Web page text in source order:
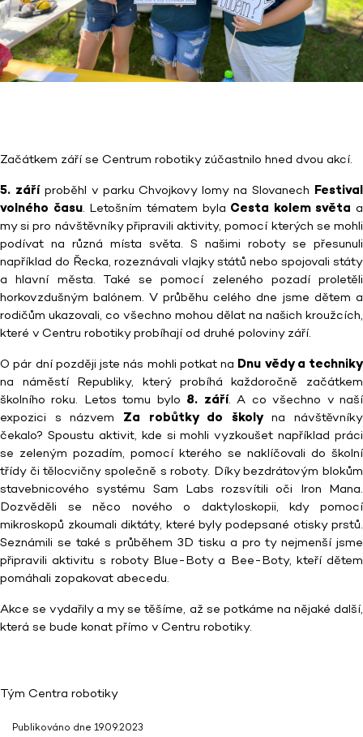
Začátkem září se Centrum robotiky zúčastnilo hned dvou akcí.
5. záříproběhl v parku Chvojkovy lomy na Slovanech Festival
volného času. Letošním tématem byla Cesta kolem světa a
my si pro návštěvníky připravili aktivity, pomocí kterých se mohli
podívat na různá místa světa. S našimi roboty se přesunuli
například do Řecka, rozeznávali vlajky států nebo spojovali státy
a hlavní města. Také se pomocí zeleného pozadí proletěli
horkovzdušným balónem. V průběhu celého dne jsme dětem a
rodičům ukazovali, co všechno mohou dělat na našich kroužcích,
které v Centru robotiky probíhají od druhé poloviny září.
O pár dní později jste nás mohli potkat na Dnu vědy a techniky
na náměstí Republiky, který probíhá každoročně začátkem
školního roku. Letos tomu bylo 8. září. A co všechno v naší
expozici s názvem Za robůtky do školyna návštěvníky
čekalo? Spoustu aktivit, kde si mohli vyzkoušet například práci
se zeleným pozadím, pomocí kterého se naklíčovali do školní
třídy či tělocvičny společně s roboty. Díky bezdrátovým blokům
stavebnicového systému Sam Labs rozsvítili oči Iron Mana.
Dozvěděli se něco nového o daktyloskopii, kdy pomocí
mikroskopů zkoumali diktáty, které byly podepsané otisky prstů.
Seznámili se také s průběhem 3D tisku a pro ty nejmenší jsme
připravili aktivitu s roboty Blue-Boty a Bee-Boty, kteří dětem
pomáhali zopakovat abecedu.
Akce se vydařily a my se těšíme, až se potkáme na nějaké další,
která se bude konat přímo v Centru robotiky.
Tým Centra robotiky
Publikováno dne 19.09.2023